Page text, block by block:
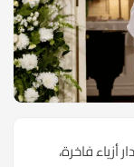
فاخرة،